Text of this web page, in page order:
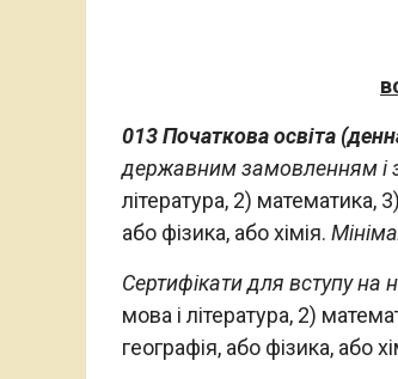
013 Початкова освіта
державним замовленням і
література, 2) математика,
або фізика, або хімія.
Сертифікати для вступу
мова і література, 2)
географія, або фізика, або